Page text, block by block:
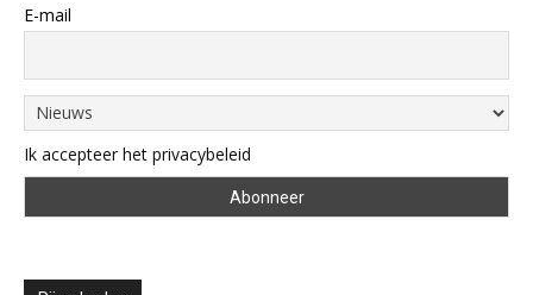
E-mail
Ik accepteer het privacybeleid